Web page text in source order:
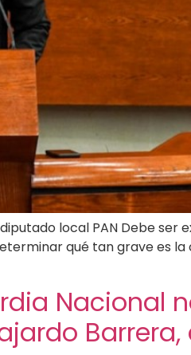
local PAN Debe ser
qué tan grave es
Nacional